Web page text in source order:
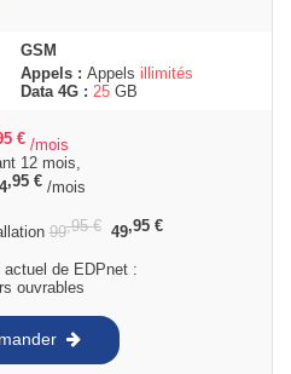
GSM
Appels : Appels illimités
Data 4G : 25 GB
€ /mois
12 mois,
,95 €/mois
99,95€ 49,95 €
actuel de EDPnet :
ouvrables